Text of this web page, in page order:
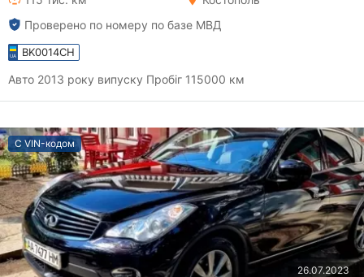
Проверено по номеру по базе МВД
BK0014CH
Авто 2013 року випуску Пробіг 115000 км
С VIN-кодом
26.07.2023